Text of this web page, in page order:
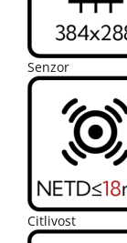
Senzor
Citlivost